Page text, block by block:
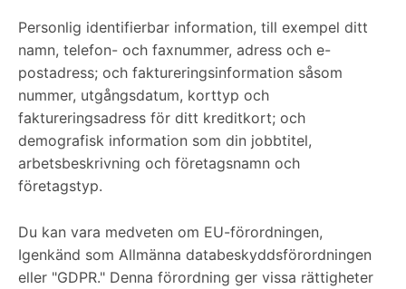
Personlig identifierbar information, till exempel ditt
namn, telefon- och faxnummer, adress och e-
postadress; och faktureringsinformation såsom
nummer, utgångsdatum, korttyp och
faktureringsadress för ditt kreditkort; och
demografisk information som din jobbtitel,
arbetsbeskrivning och företagsnamn och
företagstyp.
Du kan vara medveten om EU-förordningen,
Igenkänd som Allmänna databeskyddsförordningen
eller "GDPR." Denna förordning ger vissa rättigheter